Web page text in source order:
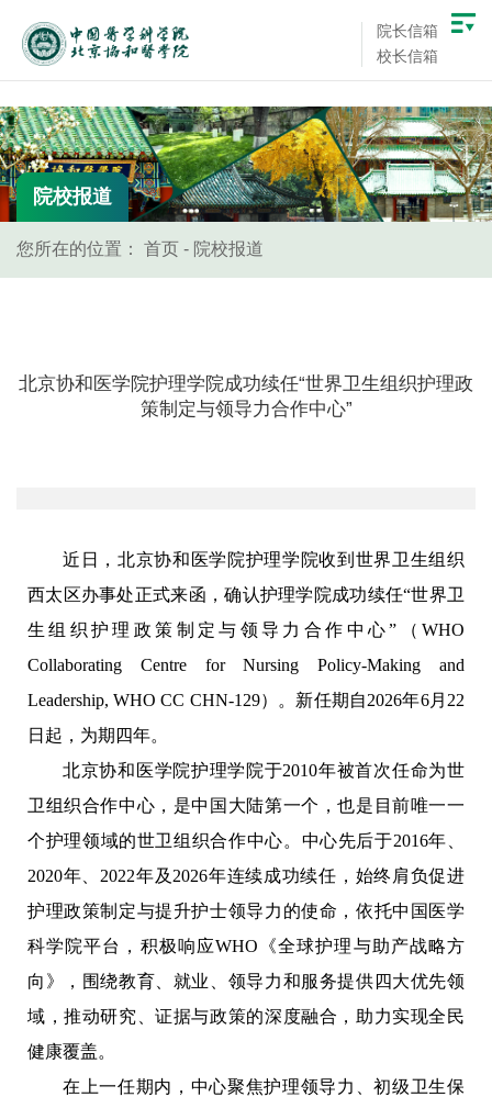
院长信箱
校长信箱
院校报道
您所在的位置： 首页 - 院校报道
北京协和医学院护理学院成功续任“世界卫生组织护理政
策制定与领导力合作中心”
近日，北京协和医学院护理学院收到世界卫生组织
西太区办事处正式来函，确认护理学院成功续任“世界卫
生组织护理政策制定与领导力合作中心”（WHO
Collaborating Centre for Nursing Policy-Making and
Leadership, WHO CC CHN-129）。新任期自2026年6月22
日起，为期四年。
北京协和医学院护理学院于2010年被首次任命为世
卫组织合作中心，是中国大陆第一个，也是目前唯一一
个护理领域的世卫组织合作中心。中心先后于2016年、
2020年、2022年及2026年连续成功续任，始终肩负促进
护理政策制定与提升护士领导力的使命，依托中国医学
科学院平台，积极响应WHO《全球护理与助产战略方
向》，围绕教育、就业、领导力和服务提供四大优先领
域，推动研究、证据与政策的深度融合，助力实现全民
健康覆盖。
在上一任期内，中心聚焦护理领导力、初级卫生保